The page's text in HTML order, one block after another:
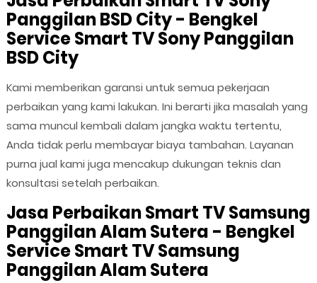
Panggilan BSD City - Bengkel
Service Smart TV Sony Panggilan
BSD City
Kami memberikan garansi untuk semua pekerjaan
perbaikan yang kami lakukan. Ini berarti jika masalah yang
sama muncul kembali dalam jangka waktu tertentu,
Anda tidak perlu membayar biaya tambahan. Layanan
purna jual kami juga mencakup dukungan teknis dan
konsultasi setelah perbaikan.
Jasa Perbaikan Smart TV Samsung
Panggilan Alam Sutera - Bengkel
Service Smart TV Samsung
Panggilan Alam Sutera